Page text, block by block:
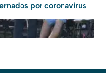
por coronavirus